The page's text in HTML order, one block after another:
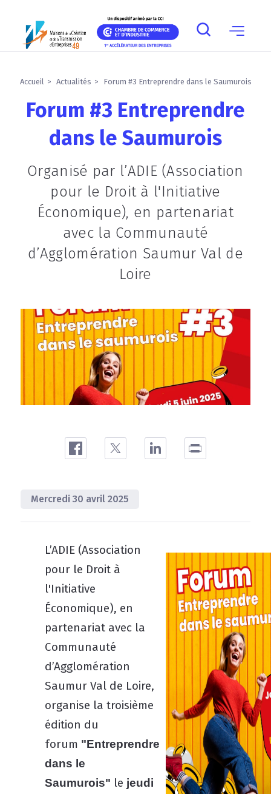
navigation
navigation
Main
Accueil Actualités Forum #3 Entreprendre dans le Saumurois
Forum #3 Entreprendre
dans le Saumurois
Organisé par l’ADIE (Association
pour le Droit à l'Initiative
Économique), en partenariat
avec la Communauté
d’Agglomération Saumur Val de
Loire
Mercredi 30 avril 2025
L’ADIE (Association
pour le Droit à
l'Initiative
Économique), en
partenariat avec la
Communauté
d’Agglomération
Saumur Val de Loire,
organise la troisième
édition du
forum "Entreprendre
dans le
Saumurois" le jeudi